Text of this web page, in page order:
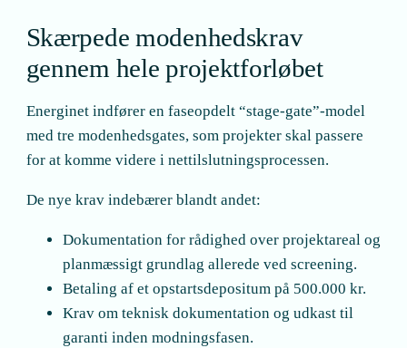
Skærpede modenhedskrav
gennem hele projektforløbet
Energinet indfører en faseopdelt “stage-gate”-model
med tre modenhedsgates, som projekter skal passere
for at komme videre i nettilslutningsprocessen.
De nye krav indebærer blandt andet:
Dokumentation for rådighed over projektareal og
planmæssigt grundlag allerede ved screening.
Betaling af et opstartsdepositum på 500.000 kr.
Krav om teknisk dokumentation og udkast til
garanti inden modningsfasen.